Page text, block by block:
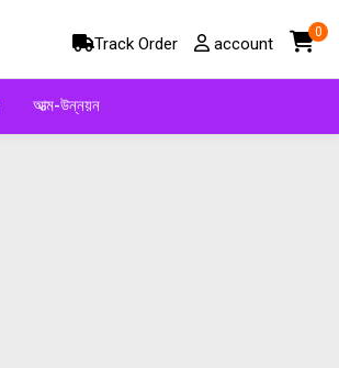
Track Order account
0
আত্ম-উন্নয়ন